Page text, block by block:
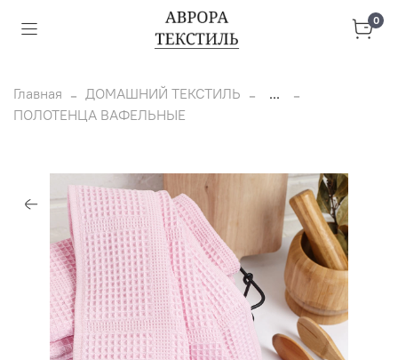
0
Главная ДОМАШНИЙ ТЕКСТИЛЬ
...
ПОЛОТЕНЦА ВАФЕЛЬНЫЕ